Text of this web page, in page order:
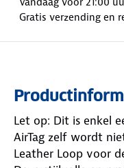
Gratis verzending en
Let op: Dit is enkel
AirTag zelf wordt
Leather Loop voor